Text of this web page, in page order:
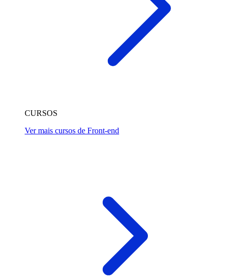
CURSOS
Ver mais cursos de Front-end